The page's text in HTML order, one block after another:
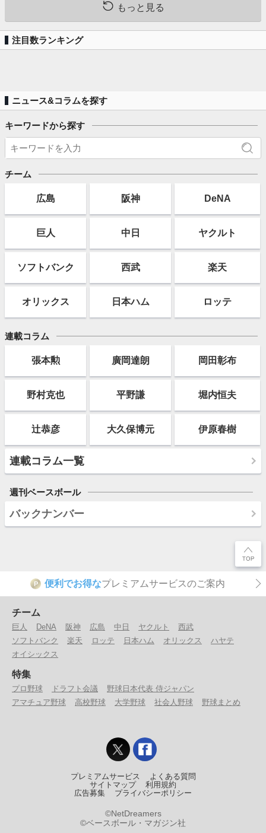
もっと見る
注目数ランキング
ニュース&コラムを探す
キーワードから探す
チーム
広島 阪神 DeNA
巨人 中日 ヤクルト
ソフトバンク 西武 楽天
オリックス 日本ハム ロッテ
連載コラム
張本勲 廣岡達朗 岡田彰布
野村克也 平野謙 堀内恒夫
辻恭彦 大久保博元 伊原春樹
連載コラム一覧
週刊ベースボール
バックナンバー
P 便利でお得なプレミアムサービスのご案内
チーム
巨人 DeNA 阪神 広島 中日 ヤクルト
西武
ソフトバンク
楽天 ロッテ 日本ハム オリックス
ハヤテ
オイシックス
特集
プロ野球 ドラフト会議
野球日本代表 侍ジャパン
アマチュア野球
高校野球 大学野球 社会人野球 野球まとめ
プレミアムサービス
よくある質問
サイトマップ
利用規約
広告募集
プライバシーポリシー
©NetDreamers
©ベースボール・マガジン社